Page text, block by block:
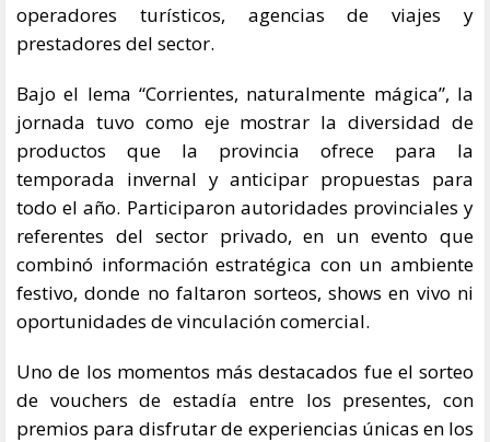
operadores turísticos, agencias de viajes y
prestadores del sector.
Bajo el lema “Corrientes, naturalmente mágica”, la
jornada tuvo como eje mostrar la diversidad de
productos que la provincia ofrece para la
temporada invernal y anticipar propuestas para
todo el año. Participaron autoridades provinciales y
referentes del sector privado, en un evento que
combinó información estratégica con un ambiente
festivo, donde no faltaron sorteos, shows en vivo ni
oportunidades de vinculación comercial.
Uno de los momentos más destacados fue el sorteo
de vouchers de estadía entre los presentes, con
premios para disfrutar de experiencias únicas en los